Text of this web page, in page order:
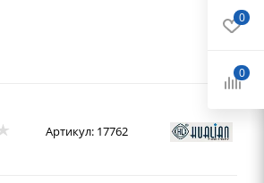
Артикул: 17762
0
0